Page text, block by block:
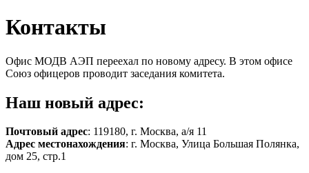
Контакты
Офис МОДВ АЭП переехал по новому адресу. В этом офисе
Союз офицеров проводит заседания комитета.
Наш новый адрес:
Почтовый адрес: 119180, г. Москва, а/я 11
Адрес местонахождения: г. Москва, Улица Большая Полянка,
дом 25, стр.1